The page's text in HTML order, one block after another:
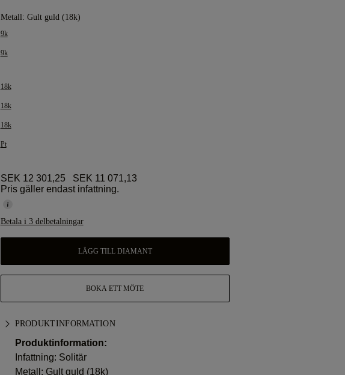
Metall: Gult guld (18k)
9k
9k
18k
18k
18k
Pt
SEK 12 301,25
SEK 11 071,13
Pris gäller endast infattning.
Betala i 3 delbetalningar
LÄGG TILL DIAMANT
BOKA ETT MÖTE
PRODUKTINFORMATION
Produktinformation:
Infattning: Solitär
Metall: Gult guld (18k)